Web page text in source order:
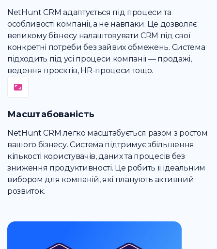
NetHunt CRM адаптується під процеси та
особливості компанії, а не навпаки. Це дозволяє
великому бізнесу налаштовувати CRM під свої
конкретні потреби без зайвих обмежень. Система
підходить під усі процеси компанії — продажі,
ведення проєктів, HR-процеси тощо.
Масштабованість
NetHunt CRM легко масштабується разом з ростом
вашого бізнесу. Система підтримує збільшення
кількості користувачів, даних та процесів без
зниження продуктивності. Це робить її ідеальним
вибором для компаній, які планують активний
розвиток.